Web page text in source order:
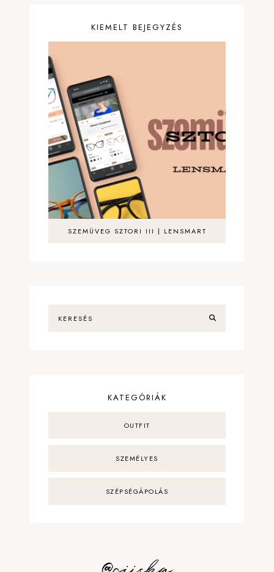
KIEMELT BEJEGYZÉS
SZEMÜVEG SZTORI III | LENSMART
KATEGÓRIÁK
OUTFIT
SZEMÉLYES
SZÉPSÉGÁPOLÁS